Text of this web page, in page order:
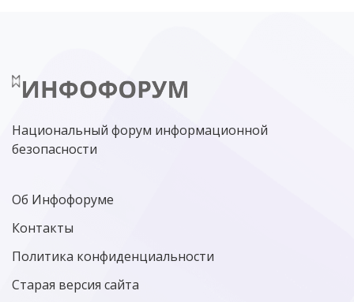
МИНЦИФРЫ РОССИИ NGFW
Национальный форум информационной
безопасности
Об Инфофоруме
Контакты
Политика конфиденциальности
Старая версия сайта